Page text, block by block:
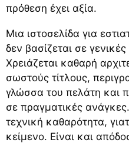
πρόθεση έχει αξία.
Μια ιστοσελίδα για
δεν βασίζεται σε
Χρειάζεται καθαρή
σωστούς τίτλους,
γλώσσα του πελάτη και
σε πραγματικές
τεχνική καθαρότητα,
κείμενο. Είναι και